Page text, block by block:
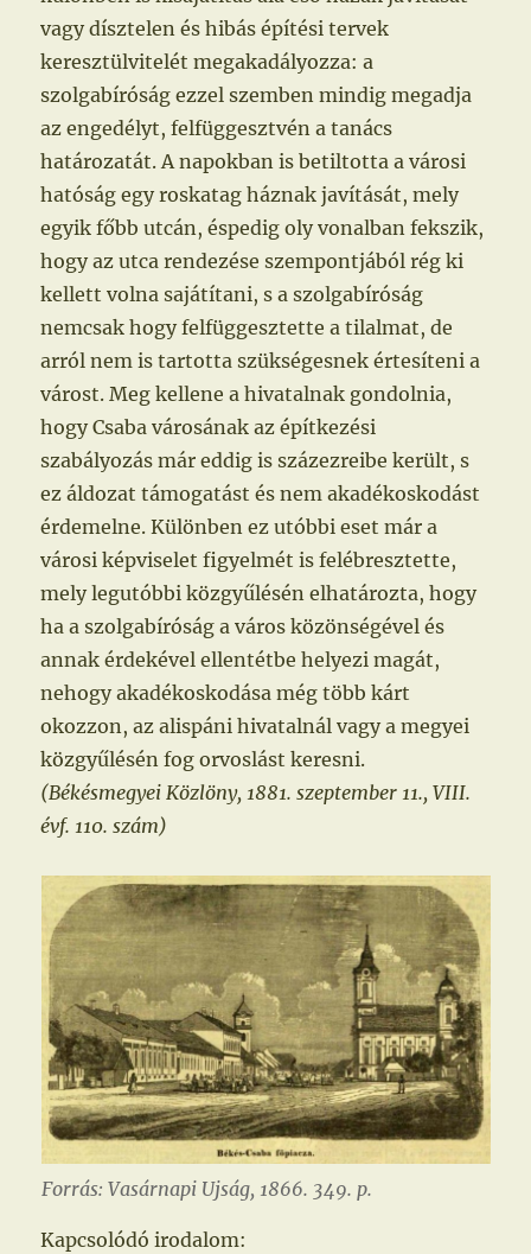
vagy dísztelen és hibás építési tervek
keresztülvitelét megakadályozza: a
szolgabíróság ezzel szemben mindig megadja
az engedélyt, felfüggesztvén a tanács
határozatát. A napokban is betiltotta a városi
hatóság egy roskatag háznak javítását, mely
egyik főbb utcán, éspedig oly vonalban fekszik,
hogy az utca rendezése szempontjából rég ki
kellett volna sajátítani, s a szolgabíróság
nemcsak hogy felfüggesztette a tilalmat, de
arról nem is tartotta szükségesnek értesíteni a
várost. Meg kellene a hivatalnak gondolnia,
hogy Csaba városának az építkezési
szabályozás már eddig is százezreibe került, s
ez áldozat támogatást és nem akadékoskodást
érdemelne. Különben ez utóbbi eset már a
városi képviselet figyelmét is felébresztette,
mely legutóbbi közgyűlésén elhatározta, hogy
ha a szolgabíróság a város közönségével és
annak érdekével ellentétbe helyezi magát,
nehogy akadékoskodása még több kárt
okozzon, az alispáni hivatalnál vagy a megyei
közgyűlésén fog orvoslást keresni.
(Békésmegyei Közlöny, 1881. szeptember 11., VIII.
évf. 110. szám)
Forrás: Vasárnapi Ujság, 1866. 349. p.
Kapcsolódó irodalom: